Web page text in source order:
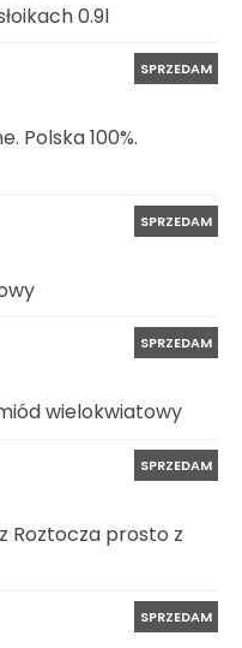
0.9l
SPRZEDAM
Polska 100%.
SPRZEDAM
SPRZEDAM
wielokwiatowy
SPRZEDAM
Roztocza prosto z
SPRZEDAM